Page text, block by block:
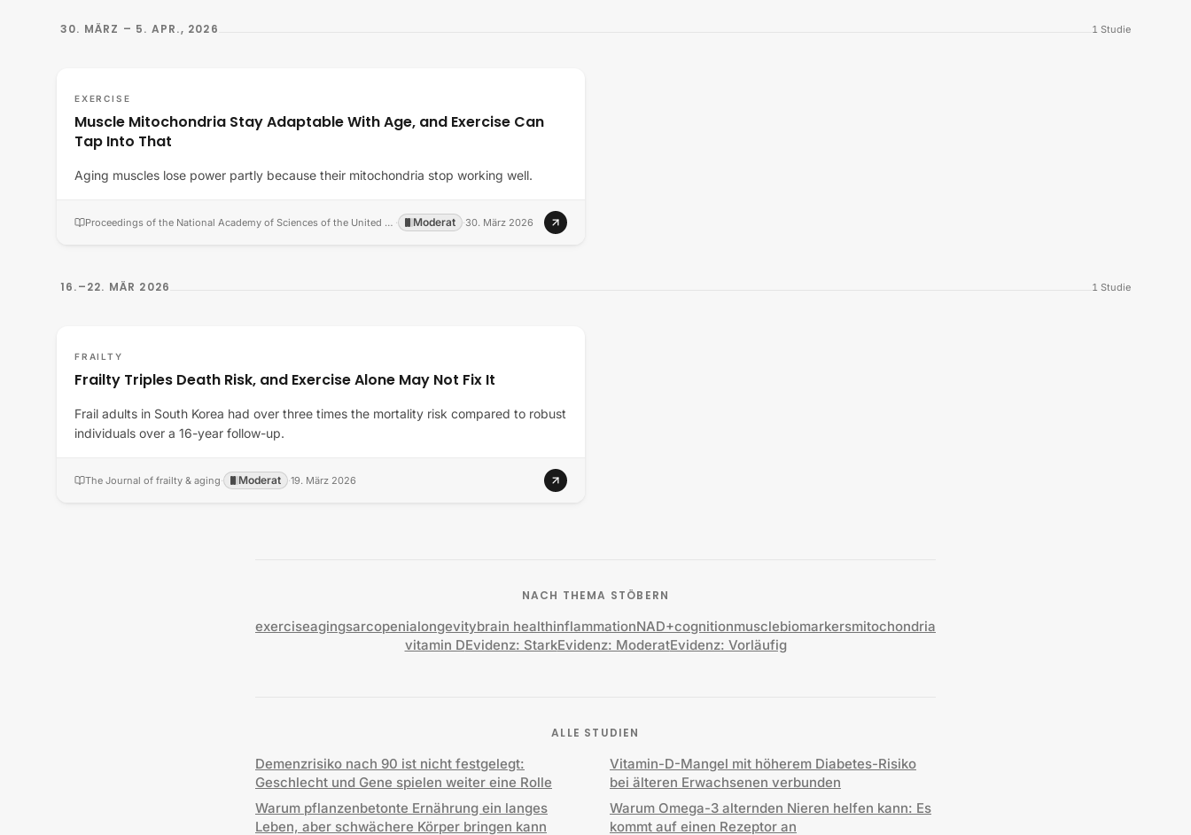
30. MÄRZ – 5. APR., 2026 1 Studie
EXERCISE
Muscle Mitochondria Stay Adaptable With Age, and Exercise Can
Tap Into That
Aging muscles lose power partly because their mitochondria stop working well.
Proceedings of the National Academy of Sciences of the United States of America · Moderat ·30. März 2026
16.–22. MÄR 2026 1 Studie
FRAILTY
Frailty Triples Death Risk, and Exercise Alone May Not Fix It
Frail adults in South Korea had over three times the mortality risk compared to robust
individuals over a 16-year follow-up.
The Journal of frailty & aging· Moderat ·19. März 2026
NACH THEMA STÖBERN
exerciseagingsarcopenialongevitybrain healthinflammationNAD+cognitionmusclebiomarkersmitochondria
vitamin DEvidenz: StarkEvidenz: ModeratEvidenz: Vorläufig
ALLE STUDIEN
Demenzrisiko nach 90 ist nicht festgelegt:
Geschlecht und Gene spielen weiter eine Rolle
Warum pflanzenbetonte Ernährung ein langes
Leben, aber schwächere Körper bringen kann
Vitamin-D-Mangel mit höherem Diabetes-Risiko
bei älteren Erwachsenen verbunden
Warum Omega-3 alternden Nieren helfen kann: Es
kommt auf einen Rezeptor an